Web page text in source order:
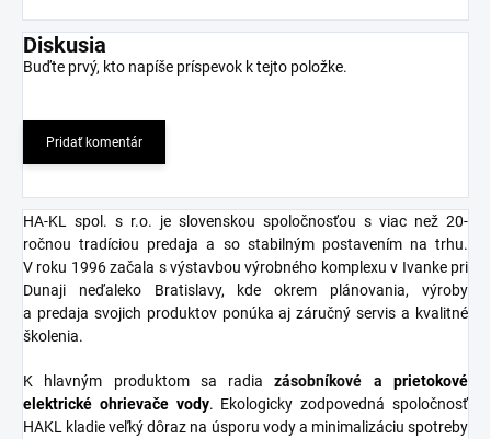
Diskusia
Buďte prvý, kto napíše príspevok k tejto položke.
Pridať komentár
HA-KL spol. s r.o. je slovenskou spoločnosťou s viac než 20-
ročnou tradíciou predaja a so stabilným postavením na trhu.
V roku 1996 začala s výstavbou výrobného komplexu v Ivanke pri
Dunaji neďaleko Bratislavy, kde okrem plánovania, výroby
a predaja svojich produktov ponúka aj záručný servis a kvalitné
školenia.
K hlavným produktom sa radiazásobníkové aprietokové
elektrické ohrievače vody. Ekologicky zodpovedná spoločnosť
HAKL kladie veľký dôraz na úsporu vody a minimalizáciu spotreby